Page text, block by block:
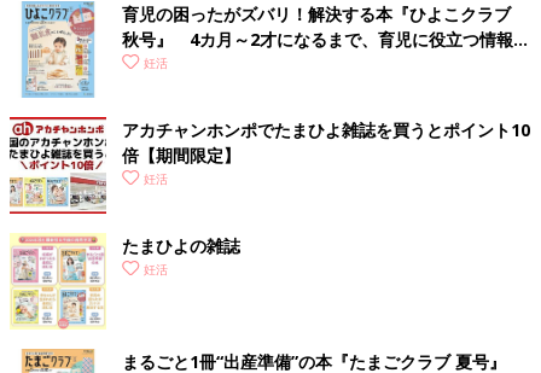
育児の困ったがズバリ！解決する本『ひよこクラブ
秋号』 4カ月～2才になるまで、育児に役立つ情報が
いっぱい！
妊活
アカチャンホンポでたまひよ雑誌を買うとポイント10
倍【期間限定】
妊活
たまひよの雑誌
妊活
まるごと1冊“出産準備”の本『たまごクラブ 夏号』